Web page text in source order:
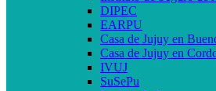
DIPEC
EARPU
Casa de Jujuy en
Casa de Jujuy en
IVUJ
SuSePu